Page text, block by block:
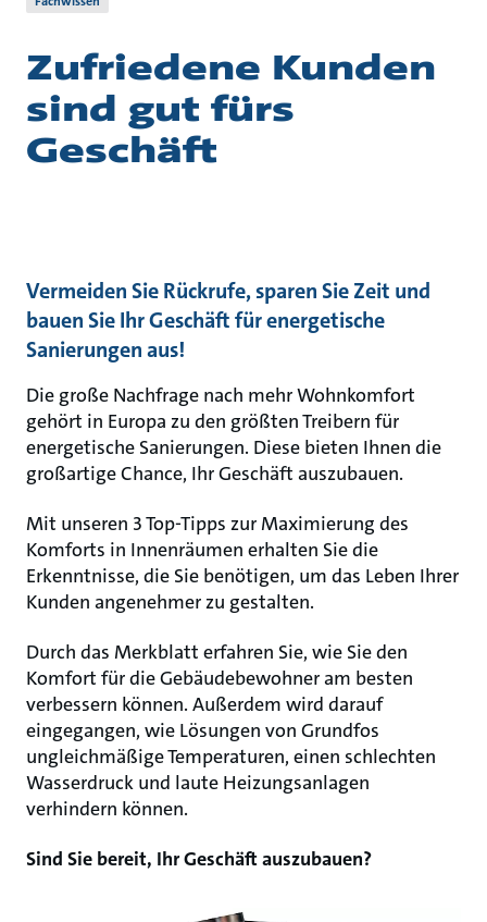
Zufriedene Kunden
sind gut fürs
Geschäft
Vermeiden Sie Rückrufe, sparen Sie Zeit und
bauen Sie Ihr Geschäft für energetische
Sanierungen aus!
Die große Nachfrage nach mehr Wohnkomfort
gehört in Europa zu den größten Treibern für
energetische Sanierungen. Diese bieten Ihnen die
großartige Chance, Ihr Geschäft auszubauen.
Mit unseren 3 Top-Tipps zur Maximierung des
Komforts in Innenräumen erhalten Sie die
Erkenntnisse, die Sie benötigen, um das Leben Ihrer
Kunden angenehmer zu gestalten.
Durch das Merkblatt erfahren Sie, wie Sie den
Komfort für die Gebäudebewohner am besten
verbessern können. Außerdem wird darauf
eingegangen, wie Lösungen von Grundfos
ungleichmäßige Temperaturen, einen schlechten
Wasserdruck und laute Heizungsanlagen
verhindern können.
Sind Sie bereit, Ihr Geschäft auszubauen?